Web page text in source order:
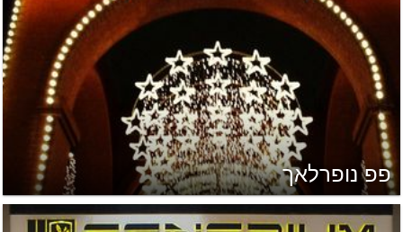
פפ נופרלאך